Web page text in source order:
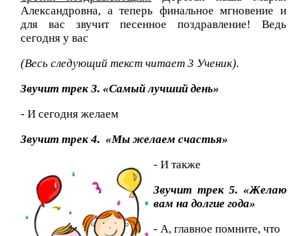
Александровна, а теперь финальное мгновение и
для вас звучит песенное поздравление! Ведь
сегодня у вас
(Весь следующий текст читает 3 Ученик).
Звучит трек 3. «Самый лучший день»
- И сегодня желаем
Звучит трек 4. «Мы желаем счастья»
- И также
Звучит трек 5. «Желаю
вам на долгие года»
- А, главное помните, что